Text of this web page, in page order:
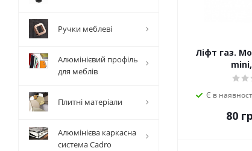
Ліфт газ.
Є в
80
Ручки меблеві
Алюмінієвий профіль
для меблів
Плитні матеріали
Алюмінієва каркасна
система Cadro